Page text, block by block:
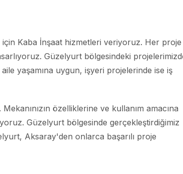
Kaba İnşaat hizmetleri veriyoruz. Her proje
Güzelyurt bölgesindeki
yaşamına uygun, işyeri projelerinde ise iş
özelliklerine ve kullanım amacına
Güzelyurt bölgesinde gerçekleştirdiğimiz
Aksaray'den onlarca başarılı proje